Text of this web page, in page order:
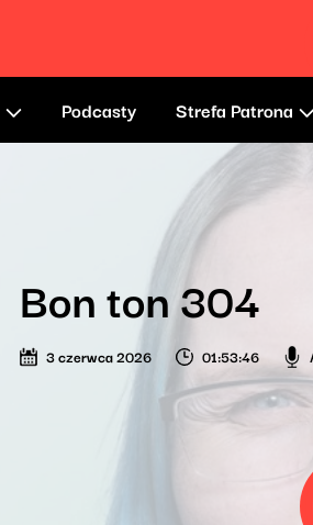
Podcasty Strefa Patrona
Bon ton 304
3 czerwca 2026 01:53:46